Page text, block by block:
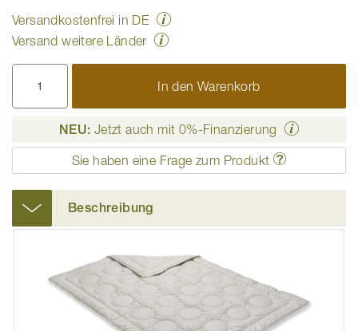
Versandkostenfrei in DE
Versand weitere Länder
In den Warenkorb
NEU: Jetzt auch mit 0%-Finanzierung
Sie haben eine Frage zum Produkt
Beschreibung